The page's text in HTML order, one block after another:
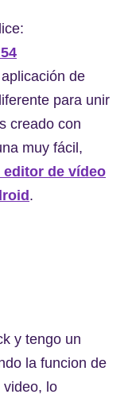
de
para unir
creado con
muy fácil,
editor de vídeo
.
y tengo un
la funcion de
video, lo